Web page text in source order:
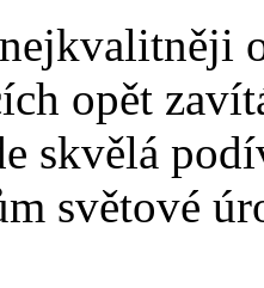
nejkvalitněji
opět
skvělá
světové